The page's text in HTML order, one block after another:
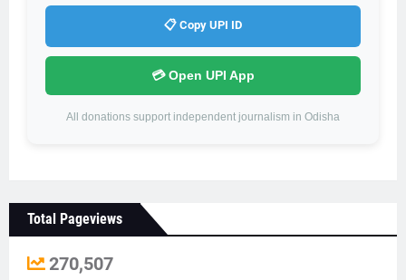
📋 Copy UPI ID
💳 Open UPI App
All donations support independent journalism in Odisha
Total Pageviews
270,507